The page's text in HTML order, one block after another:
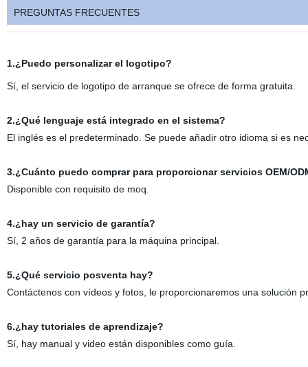
PREGUNTAS FRECUENTES
1.¿Puedo personalizar el logotipo?
Sí, el servicio de logotipo de arranque se ofrece de forma gratuita.
2.¿Qué lenguaje está integrado en el sistema?
El inglés es el predeterminado. Se puede añadir otro idioma si es
3.¿Cuánto puedo comprar para proporcionar servicios OEM/
Disponible con requisito de moq.
4.¿hay un servicio de garantía?
Sí, 2 años de garantía para la máquina principal.
5.¿Qué servicio posventa hay?
Contáctenos con vídeos y fotos, le proporcionaremos una solución
6.¿hay tutoriales de aprendizaje?
Sí, hay manual y video están disponibles como guía.